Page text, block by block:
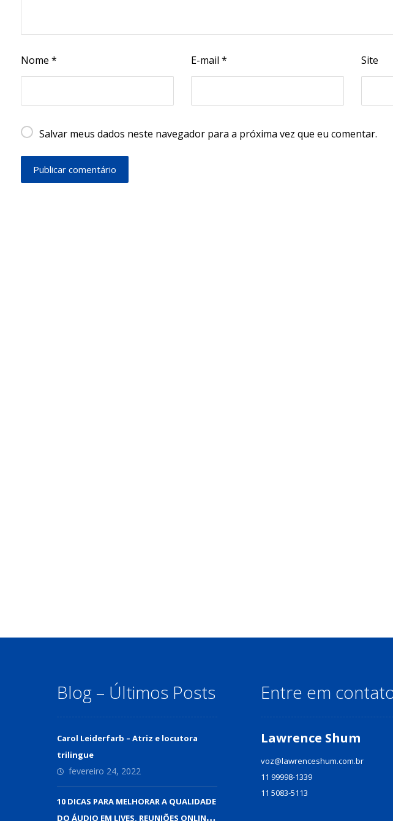
Nome * E-mail * Site
Salvar meus dados neste navegador para a próxima vez que eu comentar.
Publicar comentário
Blog – Últimos Posts
Carol Leiderfarb – Atriz e locutora
trilingue
fevereiro 24, 2022
10 DICAS PARA MELHORAR A QUALIDADE
DO ÁUDIO EM LIVES, REUNIÕES ONLINE E
Entre em
Lawrence Shum
voz@lawrenceshum.com.br
11 99998-1339
11 5083-5113